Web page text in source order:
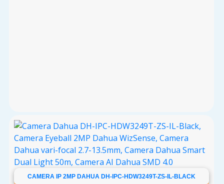
CAMERA IP 2MP DAHUA DH-IPC-HDW3249T-ZS-IL-BLACK